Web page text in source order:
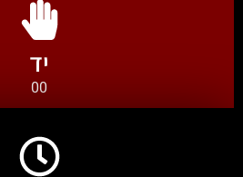
יד
00